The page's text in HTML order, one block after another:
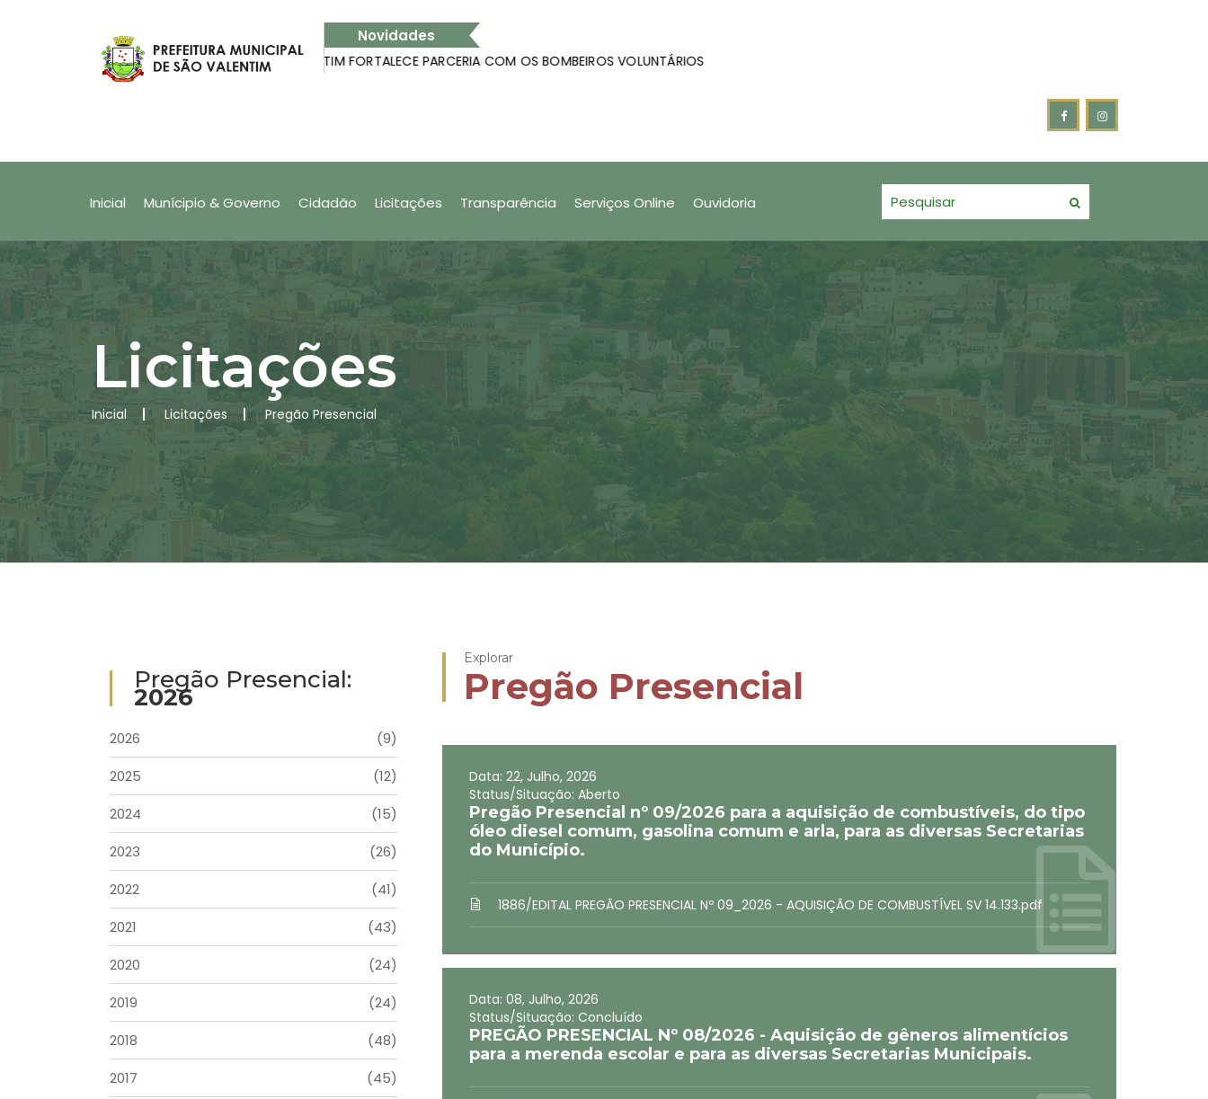
Novidades
app Nota Fiscal Fácil SÃO VALENTIM FORTALECE PARCERIA COM OS BOMBEIROS VOLUNTÁRIOS
Inicial Munícipio & Governo Cidadão Licitações Transparência Serviços Online Ouvidoria
Licitações
Inicial Licitações Pregão Presencial
Pregão Presencial:
2026
2026
(9)
2025
(12)
2024
(15)
2023
(26)
2022
(41)
2021
(43)
2020
(24)
2019
(24)
2018
(48)
2017
(45)
Explorar
Pregão Presencial
Data: 22, Julho, 2026
Status/Situação: Aberto
Pregão Presencial nº 09/2026 para a aquisição de combustíveis, do tipo
óleo diesel comum, gasolina comum e arla, para as diversas Secretarias
do Município.
1886/EDITAL PREGÃO PRESENCIAL Nº 09_2026 - AQUISIÇÃO DE COMBUSTÍVEL SV 14.133.pdf
Data: 08, Julho, 2026
Status/Situação: Concluído
PREGÃO PRESENCIAL Nº 08/2026 - Aquisição de gêneros alimentícios
para a merenda escolar e para as diversas Secretarias Municipais.